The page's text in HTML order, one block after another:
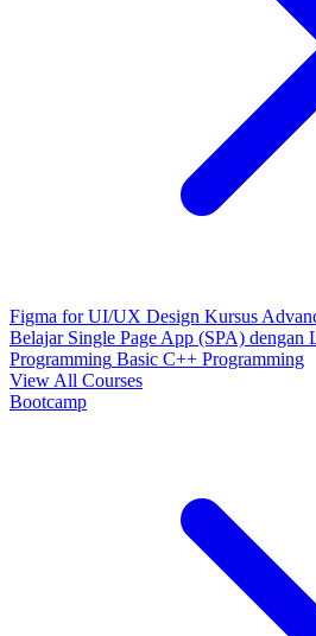
Figma for UI/UX Design Kursus
Belajar Single Page App (SPA) dengan
Programming Basic C++ Programming
View All Courses
Bootcamp